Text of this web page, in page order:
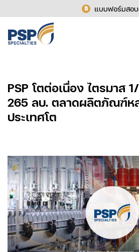
แบบฟอร์มสอ
PSP โตต่อเนื่อง ไตรมาส
265 ลบ. ตลาดผลิตภัณฑ์ห
ประเทศโต